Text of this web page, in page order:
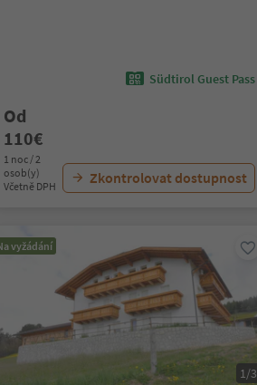
Südtirol Guest Pass
Od
110€
1 noc / 2
osob(y)
Včetně DPH
Zkontrolovat dostupnost
vyžádání
1/3